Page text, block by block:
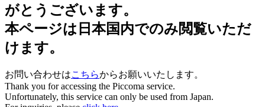
がとうございます。
本ページは日本国内でのみ閲覧いただ
けます。
お問い合わせはこちらからお願いいたします。
Thank you for accessing the Piccoma service.
Unfortunately, this service can only be used from Japan.